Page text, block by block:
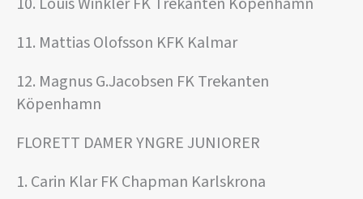
11. Mattias Olofsson KFK Kalmar
12. Magnus G.Jacobsen FK Trekanten
Köpenhamn
FLORETT DAMER YNGRE JUNIORER
1. Carin Klar FK Chapman Karlskrona